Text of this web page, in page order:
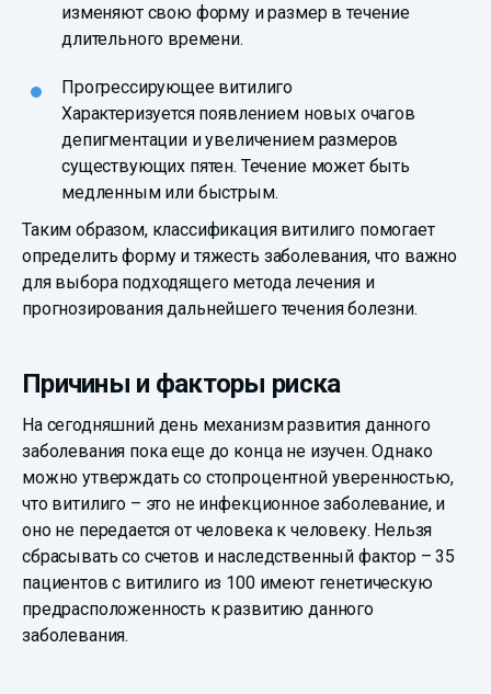
изменяют свою форму и размер в течение
длительного времени.
Прогрессирующее витилиго
Характеризуется появлением новых очагов
депигментации и увеличением размеров
существующих пятен. Течение может быть
медленным или быстрым.
Таким образом, классификация витилиго помогает
определить форму и тяжесть заболевания, что важно
для выбора подходящего метода лечения и
прогнозирования дальнейшего течения болезни.
Причины и факторы риска
На сегодняшний день механизм развития данного
заболевания пока еще до конца не изучен. Однако
можно утверждать со стопроцентной уверенностью,
что витилиго – это не инфекционное заболевание, и
оно не передается от человека к человеку. Нельзя
сбрасывать со счетов и наследственный фактор – 35
пациентов с витилиго из 100 имеют генетическую
предрасположенность к развитию данного
заболевания.